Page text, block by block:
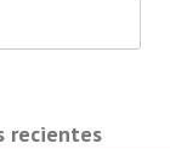
recientes